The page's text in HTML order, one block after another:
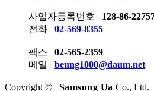
사업자등록번호 128-86-
전화 02-569-8355
팩스 02-565-2359
메일 beung1000@daum.net
Copyright © Samsung Ua Co., Ltd.